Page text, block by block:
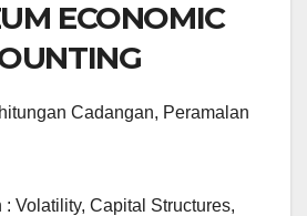
ECONOMIC
Cadangan, Peramalan
Volatility, Capital Structures,